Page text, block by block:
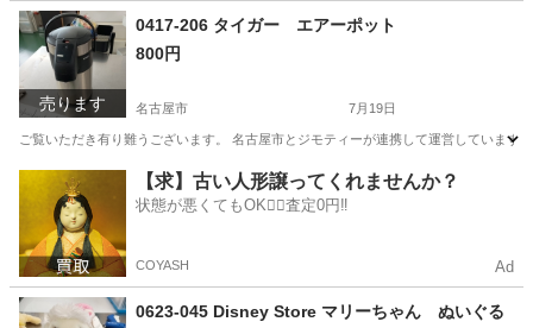
愛知 名古屋市 リユース
売ります
0417-206 タイガー エアーポット
800円
名古屋市 7月19日
ご覧いただき有り難うございます。 名古屋市とジモティーが連携して運営してい
生活雑貨 リユース
【求】古い人形譲ってくれませんか？
状態が悪くてもOK🙆‍♀️査定0円‼️
COYASH Ad
0623-045 Disney Store マリーちゃん ぬいぐる